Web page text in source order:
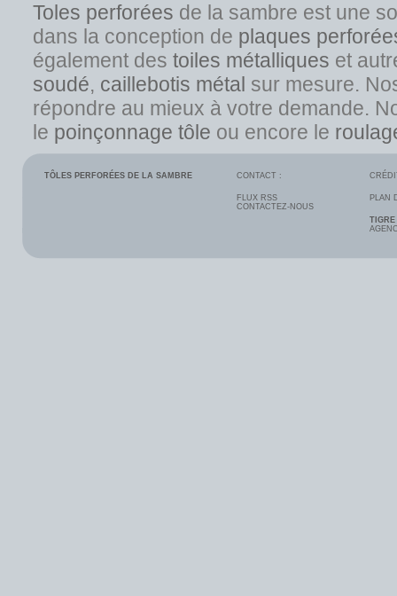
Toles perforées de la sambre est une
dans la conception de plaques
également destoiles métalliques et
soudé, caillebotis métal sur mesure.
répondre au mieux à votre demande.
le poinçonnage tôle ou encore le
TÔLES PERFORÉES DE LA SAMBRE CONTACT :
FLUX RSS
CONTACTEZ-NOUS
PLAN